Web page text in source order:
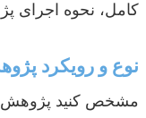
کامل، نحوه اجرای
نوع و رویکرد
مشخص کنید پژوهش